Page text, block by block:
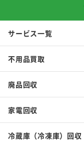
サービス一覧
不用品買取
廃品回収
家電回収
冷蔵庫（冷凍庫）回収